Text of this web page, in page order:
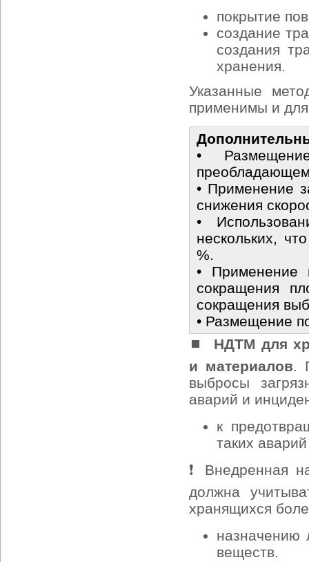
покрытие
создание
создания
хранения.
Указанные
применимы и для
•
• Применение
снижения
•
нескольких,
%.
• Применение
сокращения
сокращения
• Размещение
⏹ НДТМ для
и материалов.
выбросы
аварий и
к
таких
❗ Внедренная
должна
хранящихся
назначению
веществ.